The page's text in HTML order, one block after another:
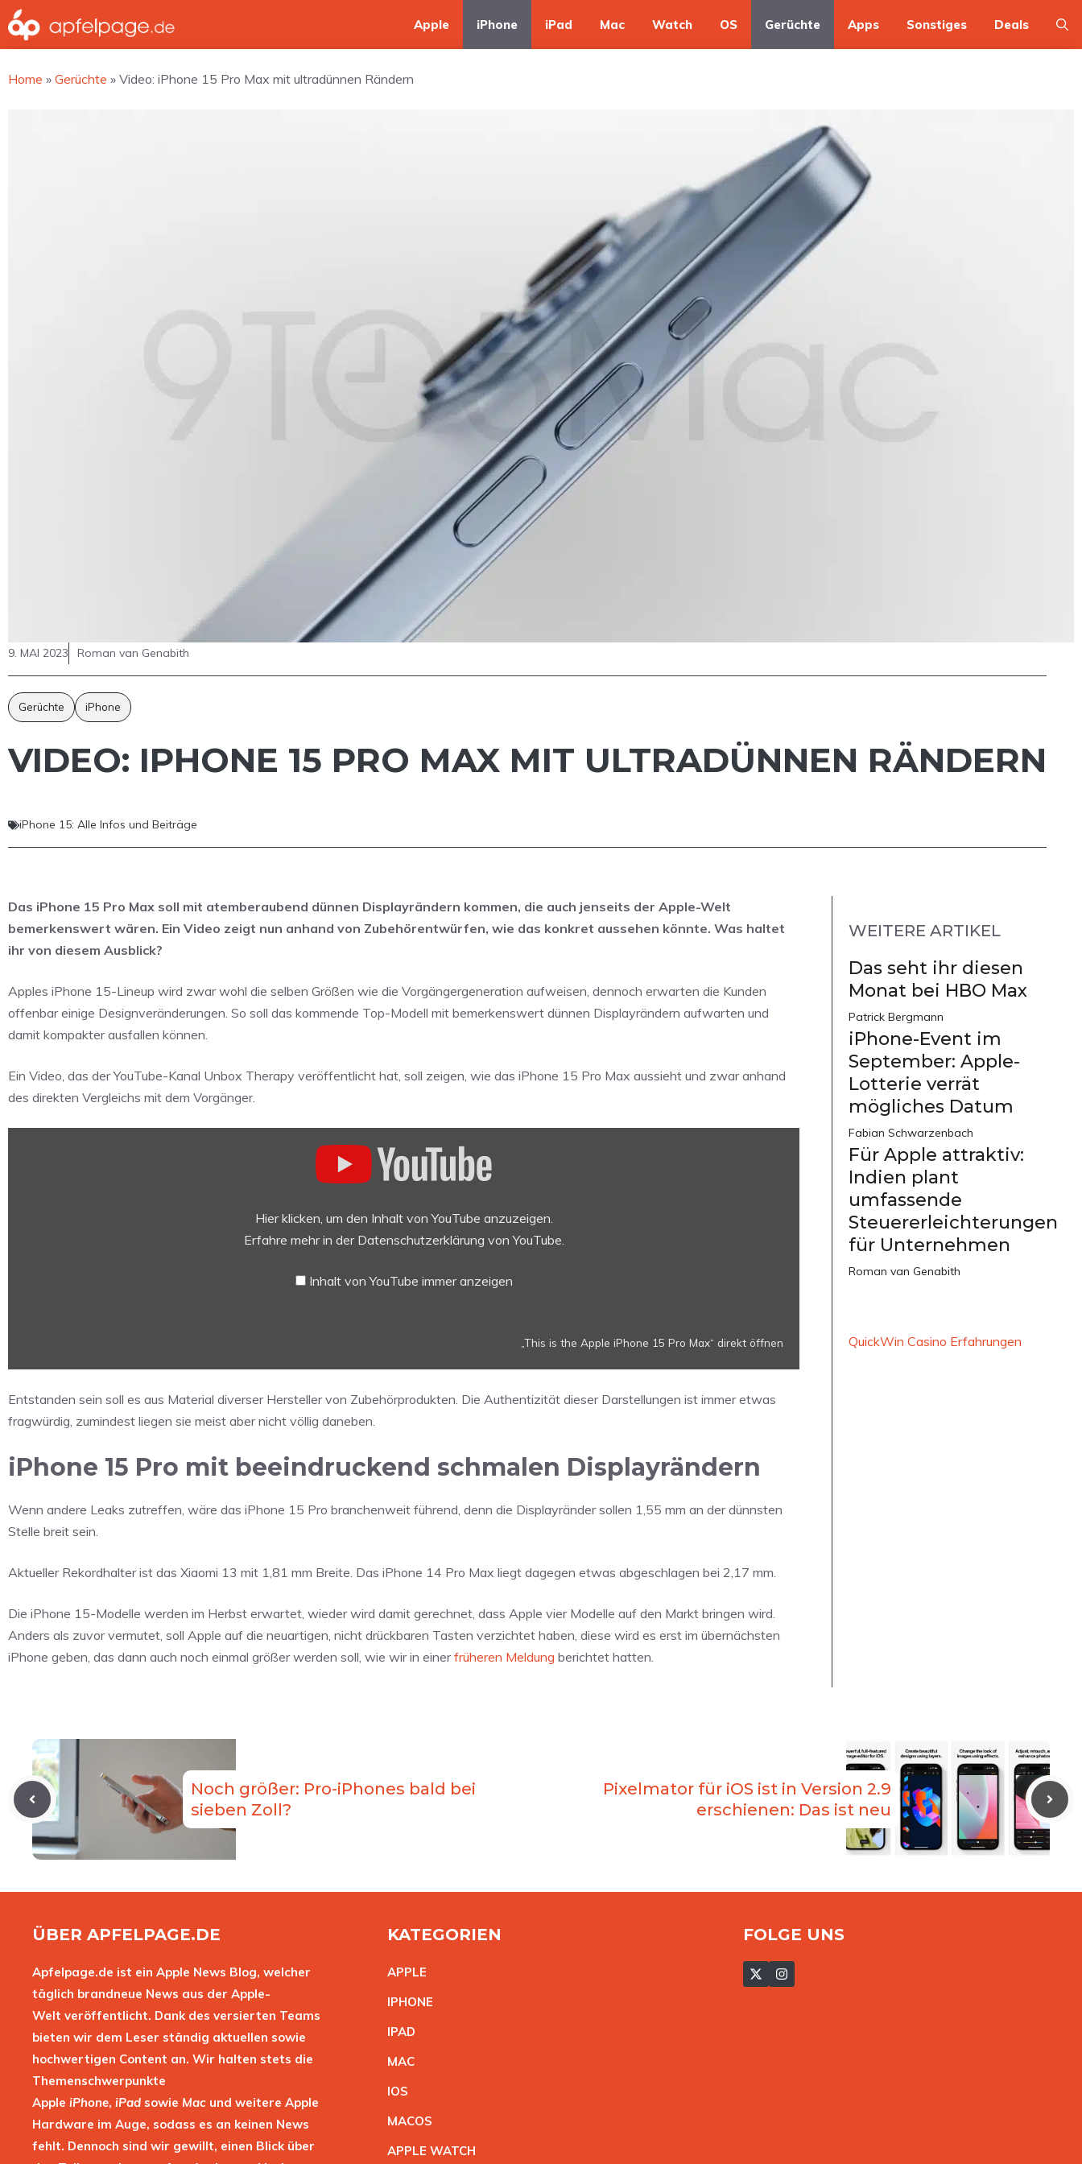
Zum
Inhalt
springen
Apple iPhone iPad Mac Watch OS Gerüchte Apps Sonstiges Deals
Home » Gerüchte » Video: iPhone 15 Pro Max mit ultradünnen Rändern
9. MAI 2023 Roman van Genabith
Gerüchte iPhone
VIDEO: IPHONE 15 PRO MAX MIT ULTRADÜNNEN RÄNDERN
iPhone 15: Alle Infos und Beiträge
Das iPhone 15 Pro Max soll mit atemberaubend dünnen Displayrändern kommen, die auch jenseits der Apple-Welt
bemerkenswert wären. Ein Video zeigt nun anhand von Zubehörentwürfen, wie das konkret aussehen könnte. Was haltet
ihr von diesem Ausblick?
Apples iPhone 15-Lineup wird zwar wohl die selben Größen wie die Vorgängergeneration aufweisen, dennoch erwarten die Kunden
offenbar einige Designveränderungen. So soll das kommende Top-Modell mit bemerkenswert dünnen Displayrändern aufwarten und
damit kompakter ausfallen können.
Ein Video, das der YouTube-Kanal Unbox Therapy veröffentlicht hat, soll zeigen, wie das iPhone 15 Pro Max aussieht und zwar anhand
des direkten Vergleichs mit dem Vorgänger.
Hier klicken, um den Inhalt von YouTube anzuzeigen.
Erfahre mehr in der Datenschutzerklärung von YouTube.
Inhalt von YouTube immer anzeigen
„This is the Apple iPhone 15 Pro Max“ direkt öffnen
Entstanden sein soll es aus Material diverser Hersteller von Zubehörprodukten. Die Authentizität dieser Darstellungen ist immer etwas
fragwürdig, zumindest liegen sie meist aber nicht völlig daneben.
iPhone 15 Pro mit beeindruckend schmalen Displayrändern
Wenn andere Leaks zutreffen, wäre das iPhone 15 Pro branchenweit führend, denn die Displayränder sollen 1,55 mm an der dünnsten
Stelle breit sein.
Aktueller Rekordhalter ist das Xiaomi 13 mit 1,81 mm Breite. Das iPhone 14 Pro Max liegt dagegen etwas abgeschlagen bei 2,17 mm.
Die iPhone 15-Modelle werden im Herbst erwartet, wieder wird damit gerechnet, dass Apple vier Modelle auf den Markt bringen wird.
Anders als zuvor vermutet, soll Apple auf die neuartigen, nicht drückbaren Tasten verzichtet haben, diese wird es erst im übernächsten
iPhone geben, das dann auch noch einmal größer werden soll, wie wir in einerfrüheren Meldung berichtet hatten.
WEITERE ARTIKEL
Das seht ihr diesen
Monat bei HBO Max
Patrick Bergmann
iPhone-Event im
September: Apple-
Lotterie verrät
mögliches Datum
Fabian Schwarzenbach
Für Apple attraktiv:
Indien plant
umfassende
Steuererleichterungen
für Unternehmen
Roman van Genabith
QuickWin Casino Erfahrungen
Noch größer: Pro-iPhones bald bei
sieben Zoll?
Pixelmator für iOS ist in Version 2.9
erschienen: Das ist neu
ÜBER APFELPAGE.DE
Apfelpage.de ist ein Apple News Blog, welcher
täglich brandneue News aus der Apple-
Welt veröffentlicht. Dank des versierten Teams
bieten wir dem Leser ständig aktuellen sowie
hochwertigen Content an. Wir halten stets die
Themenschwerpunkte
Apple iPhone, iPad sowie Mac und weitere Apple
Hardware im Auge, sodass es an keinen News
fehlt. Dennoch sind wir gewillt, einen Blick über
KATEGORIEN
APPLE
IPHONE
IPAD
MAC
IOS
MACOS
APPLE WATCH
FOLGE UNS